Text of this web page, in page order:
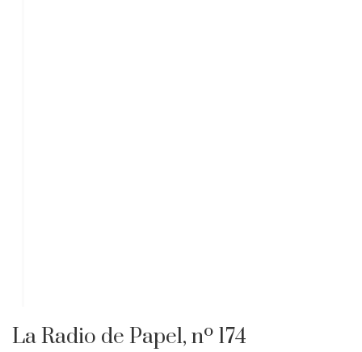
La Radio de Papel, nº 174